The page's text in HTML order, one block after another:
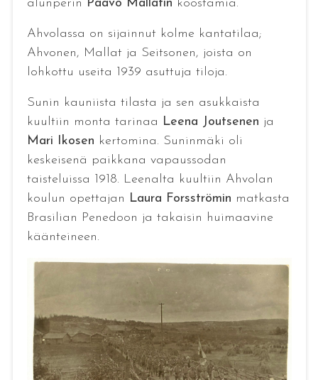
alunperin Paavo Mallatin koostamia.
Ahvolassa on sijainnut kolme kantatilaa;
Ahvonen, Mallat ja Seitsonen, joista on
lohkottu useita 1939 asuttuja tiloja.
Sunin kauniista tilasta ja sen asukkaista
kuultiin monta tarinaa Leena Joutsenen ja
Mari Ikosen kertomina. Suninmäki oli
keskeisenä paikkana vapaussodan
taisteluissa 1918. Leenalta kuultiin Ahvolan
koulun opettajan Laura Forsströmin matkasta
Brasilian Penedoon ja takaisin huimaavine
käänteineen.